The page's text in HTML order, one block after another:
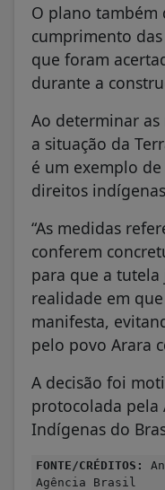
O plano também
cumprimento
que foram
durante a
Ao determinar as
a situação da
é um exemplo
direitos
“As medidas
conferem
para que a
realidade em
manifesta,
pelo povo Arara
A decisão foi
protocolada pela
Indígenas do
FONTE/CRÉDITOS:
Agência Brasil